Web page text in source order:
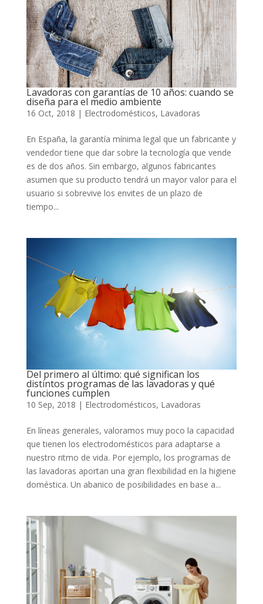
Lavadoras con garantías de 10 años: cuando se
diseña para el medio ambiente
16 Oct, 2018 | Electrodomésticos, Lavadoras
En España, la garantía mínima legal que un fabricante y
vendedor tiene que dar sobre la tecnología que vende
es de dos años. Sin embargo, algunos fabricantes
asumen que su producto tendrá un mayor valor para el
usuario si sobrevive los envites de un plazo de
tiempo...
Del primero al último: qué significan los
distintos programas de las lavadoras y qué
funciones cumplen
10 Sep, 2018 | Electrodomésticos, Lavadoras
En líneas generales, valoramos muy poco la capacidad
que tienen los electrodomésticos para adaptarse a
nuestro ritmo de vida. Por ejemplo, los programas de
las lavadoras aportan una gran flexibilidad en la higiene
doméstica. Un abanico de posibilidades en base a...